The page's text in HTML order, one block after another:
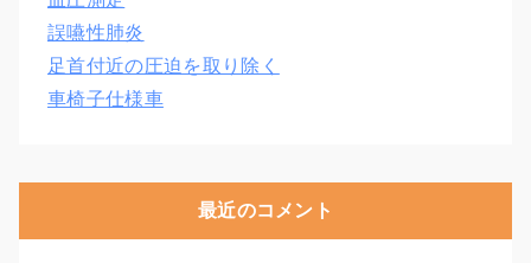
誤嚥性肺炎
足首付近の圧迫を取り除く
車椅子仕様車
最近のコメント